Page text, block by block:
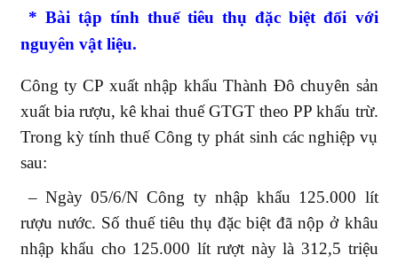
* Bài tập tính thuế tiêu thụ đặc biệt đối với
nguyên vật liệu.
Công ty CP xuất nhập khẩu Thành Đô chuyên sản
xuất bia rượu, kê khai thuế GTGT theo PP khấu trừ.
Trong kỳ tính thuế Công ty phát sinh các nghiệp vụ
sau:
– Ngày 05/6/N Công ty nhập khẩu 125.000 lít
rượu nước. Số thuế tiêu thụ đặc biệt đã nộp ở khâu
nhập khẩu cho 125.000 lít rượt này là 312,5 triệu